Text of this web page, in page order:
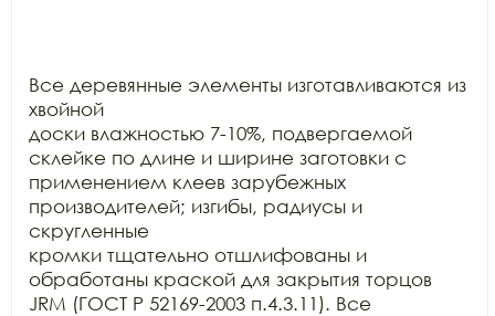
Все деревянные элементы изготавливаются из
хвойной
доски влажностью 7-10%, подвергаемой
склейке по длине и ширине заготовки с
применением клеев зарубежных
производителей; изгибы, радиусы и
скругленные
кромки тщательно отшлифованы и
обработаны краской для закрытия торцов
JRM (ГОСТ Р 52169-2003 п.4.3.11). Все